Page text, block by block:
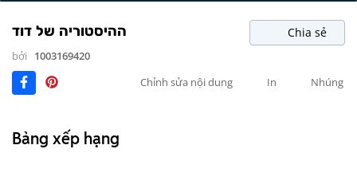
ההיסטוריה של דוד Chia sẻ
bởi
1003169420
Chỉnh sửa nội dung
In Nhúng
Bảng xếp hạng